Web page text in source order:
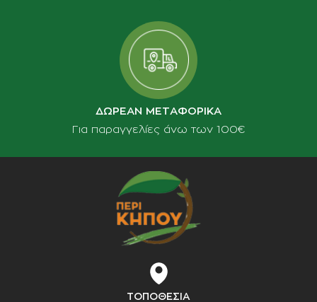
ΔΩΡΕΑΝ ΜΕΤΑΦΟΡΙΚΑ
Για παραγγελίες άνω των 100€
ΤΟΠΟΘΕΣΙΑ